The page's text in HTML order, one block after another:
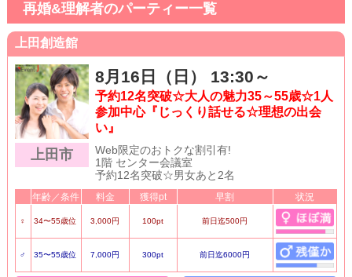
再婚&理解者のパーティー一覧
上田創造館
上田市
8月16日（日） 13:30～
予約12名突破☆大人の魅力35～55歳☆1人
参加中心『じっくり話せる☆理想の出会
い』
Web限定のおトクな割引有!
1階 センター会議室
予約12名突破☆男女あと2名
年齢／条件 料金 獲得pt 早割 状況
♀ 34〜55歳位 3,000円 100pt 前日迄500円
♂ 35〜55歳位 7,000円 300pt 前日迄6000円